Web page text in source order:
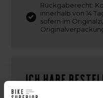
Rückgaberecht:
innerhalb von 14
sofern im
Ich habe
Nach deiner Online-